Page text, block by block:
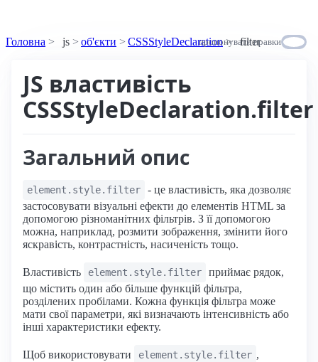
Головна js об'єкти CSSStyleDeclaration filter
пропонувати правки
JS властивість
CSSStyleDeclaration.filter
Загальний опис
element.style.filter
- це властивість, яка дозволяє
застосовувати візуальні ефекти до елементів HTML за
допомогою різноманітних фільтрів. З її допомогою
можна, наприклад, розмити зображення, змінити його
яскравість, контрастність, насиченість тощо.
Властивість element.style.filter
приймає рядок,
що містить один або більше функцій фільтра,
розділених пробілами. Кожна функція фільтра може
мати свої параметри, які визначають інтенсивність або
інші характеристики ефекту.
Щоб використовувати element.style.filter ,